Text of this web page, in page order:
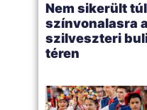
Nem sikerült túl
színvonalasra a
szilveszteri
téren